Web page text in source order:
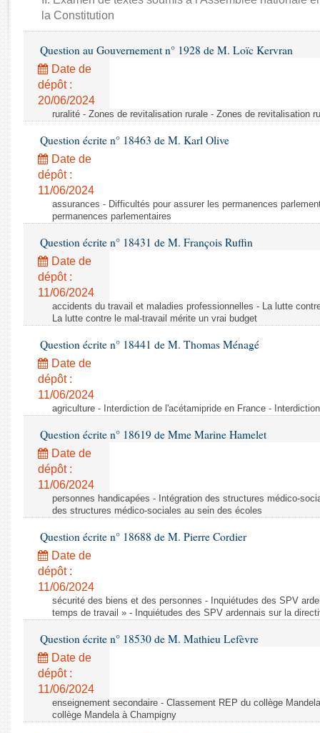
Rapports d'enquête
Rapports législatifs
Baromètre de l’application des lois
Dossiers législatifs
Budget et sécurité sociale
la Constitution
Question au Gouvernement n° 1928 de M. Loïc Kervran
Date de
dépôt :
20/06/2024
ruralité - Zones de revitalisation rurale - Zones de revitalisation
Question écrite n° 18463 de M. Karl Olive
Date de
dépôt :
11/06/2024
assurances - Difficultés pour assurer les permanences
permanences parlementaires
Question écrite n° 18431 de M. François Ruffin
Date de
dépôt :
11/06/2024
accidents du travail et maladies professionnelles - La lutte
La lutte contre le mal-travail mérite un vrai budget
Question écrite n° 18441 de M. Thomas Ménagé
Date de
dépôt :
11/06/2024
agriculture - Interdiction de l'acétamipride en France -
Question écrite n° 18619 de Mme Marine Hamelet
Date de
dépôt :
11/06/2024
personnes handicapées - Intégration des structures médico-
des structures médico-sociales au sein des écoles
Question écrite n° 18688 de M. Pierre Cordier
Date de
dépôt :
11/06/2024
sécurité des biens et des personnes - Inquiétudes des SPV
temps de travail » - Inquiétudes des SPV ardennais sur la
Question écrite n° 18530 de M. Mathieu Lefèvre
Date de
dépôt :
11/06/2024
enseignement secondaire - Classement REP du collège
collège Mandela à Champigny